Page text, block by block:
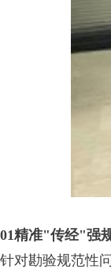
01精准"传经"强
针对勘验规范性